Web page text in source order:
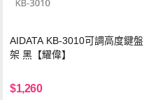
AIDATA KB-3010可調高度鍵盤
架 黑【耀偉】
$1,260